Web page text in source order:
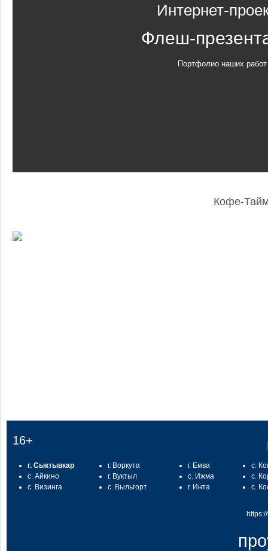
Интернет-
Флеш-
Портфолио наших работ
Кофе-
16+
г. Сыктывкар
с. Айкино
с. Визинга
г. Воркута
г. Вуктыл
с. Выльгорт
г. Емва
с. Ижма
г. Инта
с.
с.
с.